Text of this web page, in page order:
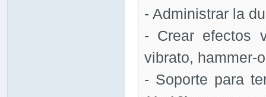
- Administrar la
- Crear efectos
vibrato, hammer-
- Soporte para